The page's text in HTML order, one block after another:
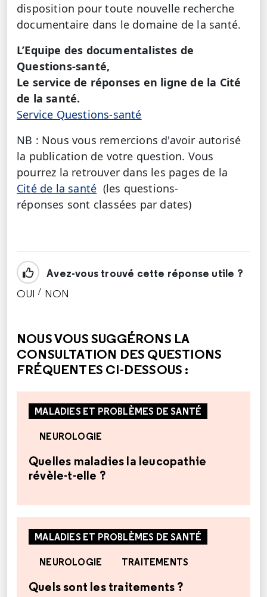
disposition pour toute nouvelle recherche
documentaire dans le domaine de la santé.
L’Equipe des documentalistes de
Questions-santé,
Le service de réponses en ligne de la Cité
de la santé.
Service Questions-santé
NB : Nous vous remercions d'avoir autorisé
la publication de votre question. Vous
pourrez la retrouver dans les pages de la
Cité de la santé (les questions-
réponses sont classées par dates)
Avez-vous trouvé cette réponse utile ?
OUI / NON
NOUS VOUS SUGGÉRONS LA
CONSULTATION DES QUESTIONS
FRÉQUENTES CI-DESSOUS :
MALADIES ET PROBLÈMES DE SANTÉ
NEUROLOGIE
Quelles maladies la leucopathie
révèle-t-elle ?
MALADIES ET PROBLÈMES DE SANTÉ
NEUROLOGIE TRAITEMENTS
Quels sont les traitements ?